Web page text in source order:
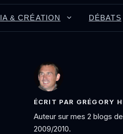
IA & CRÉATION DÉBATS
ÉCRIT PAR GRÉGORY
Auteur sur mes 2 blogs
2009/2010.